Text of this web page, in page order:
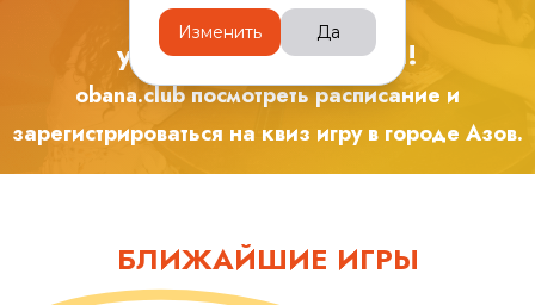
Изменить Да
играя с друзьями в
увлекательные игры!
obana.club посмотреть расписание и
зарегистрироваться на квиз игру в городе Азов.
БЛИЖАЙШИЕ ИГРЫ